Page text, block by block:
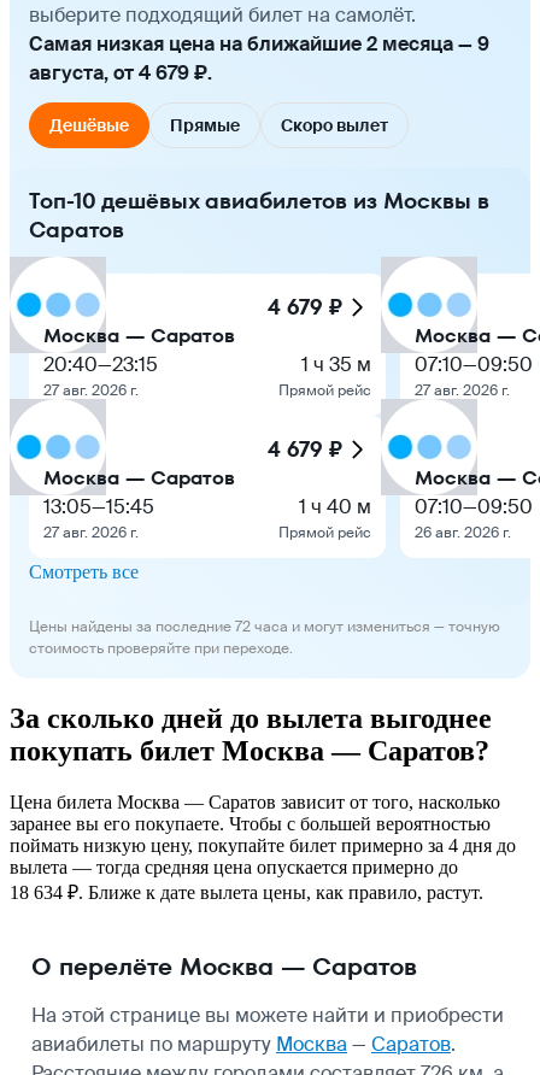
выберите подходящий билет на самолёт.
Самая низкая цена на ближайшие 2 месяца — 9
августа, от 4 679 ₽.
Дешёвые Прямые Скоро вылет
Топ-10 дешёвых авиабилетов из Москвы в
Саратов
4 679 ₽
Москва — Саратов
20:40—23:15
27 авг. 2026 г.
1 ч 35 м
Прямой рейс
4 679 ₽
Москва — Саратов
13:05—15:45
27 авг. 2026 г.
1 ч 40 м
Прямой рейс
Москва —
07:10—09:50
27 авг. 2026 г.
Москва —
07:10—09:50
26 авг. 2026 г.
Смотреть все
Цены найдены за последние 72 часа и могут измениться — точную
стоимость проверяйте при переходе.
За сколько дней до вылета выгоднее
покупать билет Москва — Саратов?
Цена билета Москва — Саратов зависит от того, насколько
заранее вы его покупаете. Чтобы с большей вероятностью
поймать низкую цену, покупайте билет примерно за 4 дня до
вылета — тогда средняя цена опускается примерно до
18 634 ₽. Ближе к дате вылета цены, как правило, растут.
О перелёте Москва — Саратов
На этой странице вы можете найти и приобрести
авиабилеты по маршруту Москва — Саратов.